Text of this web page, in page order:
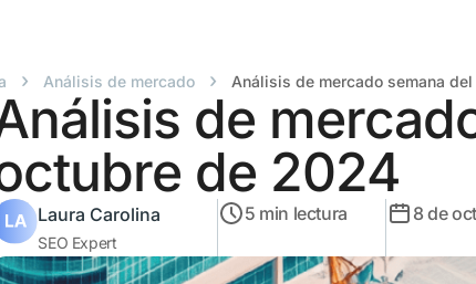
› Análisis de mercado › Análisis de mercado semana
de
de 2024
Laura Carolina
SEO Expert
5 min lectura 8 de